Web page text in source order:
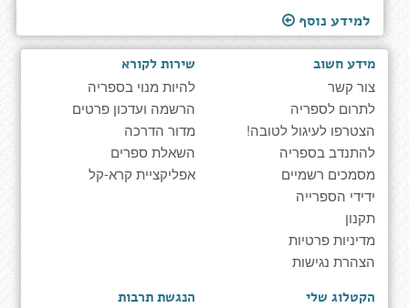
למידע נוסף
מידע חשוב
צור קשר
לתרום לספריה
הצטרפו לעיגול לטובה!
להתנדב בספריה
מסמכים רשמיים
ידידי הספרייה
תקנון
מדיניות פרטיות
הצהרת נגישות
שירות לקורא
להיות מנוי בספריה
הרשמה ועדכון פרטים
מדור הדרכה
השאלת ספרים
אפליקציית קרא-קל
הקטלוג שלי הנגשת תרבות